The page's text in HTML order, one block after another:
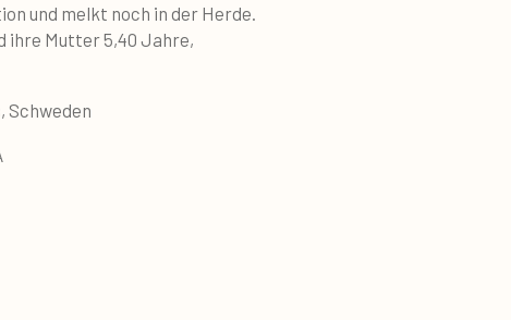
und melkt noch in der Herde.
ihre Mutter 5,40 Jahre,
Schweden